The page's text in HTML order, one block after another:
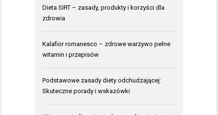
Dieta SIRT – zasady, produkty i korzyści dla
zdrowia
Kalafior romanesco – zdrowe warzywo pełne
witamin i przepisów
Podstawowe zasady diety odchudzającej:
Skuteczne porady i wskazówki